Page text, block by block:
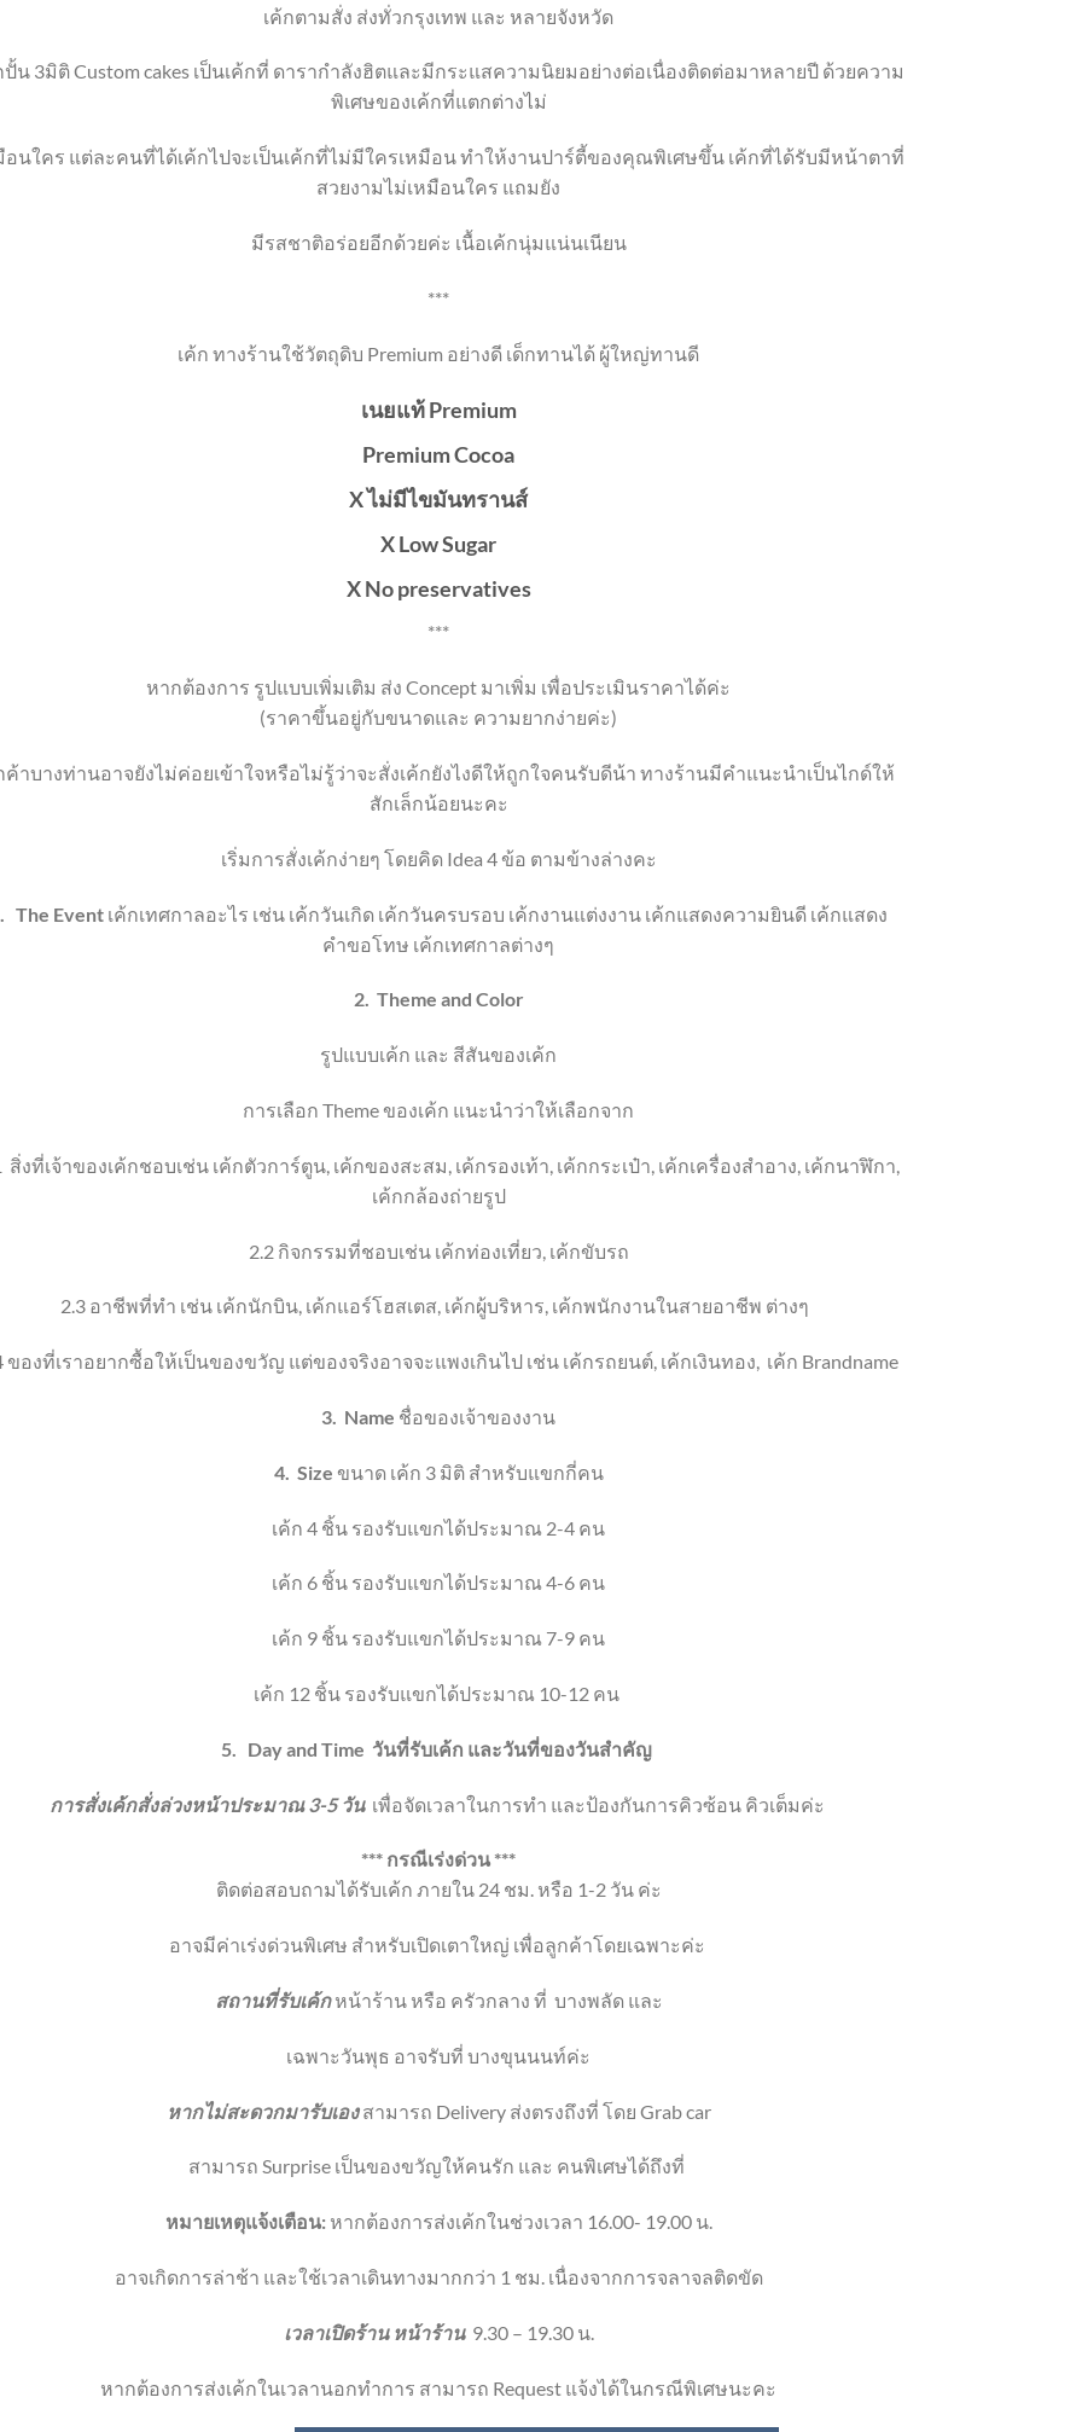
เค้กตามสั่ง ส่งทั่วกรุงเทพ และ หลายจังหวัด
ปั้น 3มิติ Custom cakes เป็นเค้กที่ ดารากำลังฮิตและมีกระแสความนิยมอย่างต่อเนื่องติดต่อมาหลายปี ด้วยความ
พิเศษของเค้กที่แตกต่างไม่
อนใคร แต่ละคนที่ได้เค้กไปจะเป็นเค้กที่ไม่มีใครเหมือน ทำให้งานปาร์ตี้ของคุณพิเศษขึ้น เค้กที่ได้รับมีหน้าตาที่
สวยงามไม่เหมือนใคร แถมยัง
มีรสชาติอร่อยอีกด้วยค่ะ เนื้อเค้กนุ่มแน่นเนียน
***
เค้ก ทางร้านใช้วัตถุดิบ Premium อย่างดี เด็กทานได้ ผู้ใหญ่ทานดี
เนยแท้ Premium
Premium Cocoa
X ไม่มีไขมันทรานส์
X Low Sugar
X No preservatives
***
หากต้องการ รูปแบบเพิ่มเติม ส่ง Concept มาเพิ่ม เพื่อประเมินราคาได้ค่ะ
(ราคาขึ้นอยู่กับขนาดและ ความยากง่ายค่ะ)
ค้าบางท่านอาจยังไม่ค่อยเข้าใจหรือไม่รู้ว่าจะสั่งเค้กยังไงดีให้ถูกใจคนรับดีน้า ทางร้านมีคำแนะนำเป็นไกด์ให้
สักเล็กน้อยนะคะ
เริ่มการสั่งเค้กง่ายๆ โดยคิด Idea 4 ข้อ ตามข้างล่างคะ
The Event เค้กเทศกาลอะไร เช่น เค้กวันเกิด เค้กวันครบรอบ เค้กงานแต่งงาน เค้กแสดงความยินดี เค้กแสดง
คำขอโทษ เค้กเทศกาลต่างๆ
2. Theme and Color
รูปแบบเค้ก และ สีสันของเค้ก
การเลือกTheme ของเค้ก แนะนำว่าให้เลือกจาก
สิ่งที่เจ้าของเค้กชอบเช่น เค้กตัวการ์ตูน, เค้กของสะสม, เค้กรองเท้า, เค้กกระเป๋า, เค้กเครื่องสำอาง, เค้กนาฬิกา,
เค้กกล้องถ่ายรูป
2.2 กิจกรรมที่ชอบเช่น เค้กท่องเที่ยว , เค้กขับรถ
2.3 อาชีพที่ทำ เช่น เค้กนักบิน, เค้กแอร์โฮสเตส, เค้กผู้บริหาร, เค้กพนักงานในสายอาชีพ ต่างๆ
ของที่เราอยากซื้อให้เป็นของขวัญ แต่ของจริงอาจจะแพงเกินไป เช่น เค้กรถยนต์, เค้กเงินทอง, เค้ก Brandname
3. Name ชื่อของเจ้าของงาน
4. Size ขนาด เค้ก 3 มิติสำหรับแขกกี่คน
เค้ก 4 ชิ้น รองรับแขกได้ประมาณ 2-4 คน
เค้ก 6 ชิ้น รองรับแขกได้ประมาณ 4-6 คน
เค้ก 9 ชิ้น รองรับแขกได้ประมาณ 7-9 คน
เค้ก 12 ชิ้น รองรับแขกได้ประมาณ 10-12 คน
5. Day and Time วันที่รับเค้ก และวันที่ของวันสำคัญ
การสั่งเค้กสั่งล่วงหน้าประมาณ 3-5 วัน เพื่อจัดเวลาในการทำ และป้องกันการคิวซ้อน คิวเต็มค่ะ
*** กรณีเร่งด่วน ***
ติดต่อสอบถามได้รับเค้ก ภายใน 24 ชม. หรือ 1-2 วัน ค่ะ
อาจมีค่าเร่งด่วนพิเศษ สำหรับเปิดเตาใหญ่ เพื่อลูกค้าโดยเฉพาะค่ะ
สถานที่รับเค้กหน้าร้าน หรือ ครัวกลาง ที่ บางพลัด และ
เฉพาะวันพุธ อาจรับที่ บางขุนนนท์ค่ะ
หากไม่สะดวกมารับเองสามารถ Delivery ส่งตรงถึงที่ โดย Grab car
สามารถ Surprise เป็นของขวัญให้คนรัก และ คนพิเศษได้ถึงที่
หมายเหตุแจ้งเตือน:หากต้องการส่งเค้กในช่วงเวลา 16.00- 19.00 น.
อาจเกิดการล่าช้า และใช้เวลาเดินทางมากกว่า 1 ชม. เนื่องจากการจลาจลติดขัด
เวลาเปิดร้าน หน้าร้าน 9.30 – 19.30 น.
หากต้องการส่งเค้กในเวลานอกทำการ สามารถ Request แจ้งได้ในกรณีพิเศษนะคะ